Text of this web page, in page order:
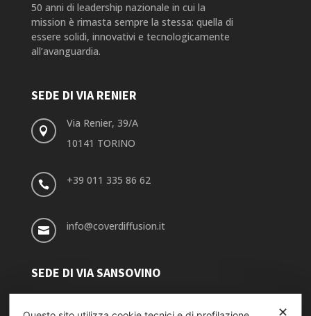
50 anni di leadership nazionale in cui la
mission è rimasta sempre la stessa: quella di
essere solidi, innovativi e tecnologicamente
all’avanguardia.
SEDE DI VIA RENIER

Via Renier, 39/A
10141 TORINO
 +39 011 335 86 62
 info@coverdiffusion.it
SEDE DI VIA SANSOVINO
✕